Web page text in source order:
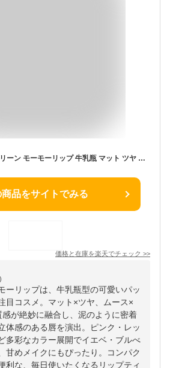
【公式/国内発送】ジルリーン モーモーリップ 牛乳瓶 マット ツヤ ムース 泥質感 シロップ質感 甘めメイク リップ ティント リップメイク コンパクト 持ち運び 口紅 立体感 ピンク レッド コーラル イエベ ブルべ jill leen.
商品をサイトでみる
価格と在庫を楽天でチェック >>
ーリップは、牛乳瓶型の可愛いパッ
目コスメ。マット×ツヤ、ムース×
が絶妙に融合し、泥のように密着
体感のある唇を演出。ピンク・レッ
多彩なカラー展開でイエベ・ブルべ
甘めメイクにもぴったり。コンパク
利な、毎日使いたくなるリップティ